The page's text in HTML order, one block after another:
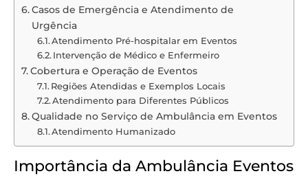
Casos de Emergência e Atendimento de
Urgência
Atendimento Pré-hospitalar em Eventos
Intervenção de Médico e Enfermeiro
Cobertura e Operação de Eventos
Regiões Atendidas e Exemplos Locais
Atendimento para Diferentes Públicos
Qualidade no Serviço de Ambulância em Eventos
Atendimento Humanizado
Importância da Ambulância Eventos